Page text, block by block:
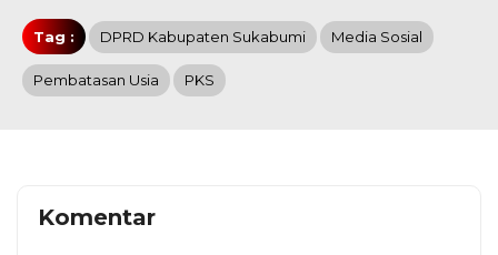
Tag : DPRD Kabupaten Sukabumi Media Sosial
Pembatasan Usia PKS
Komentar